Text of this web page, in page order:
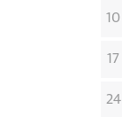
10
17
24